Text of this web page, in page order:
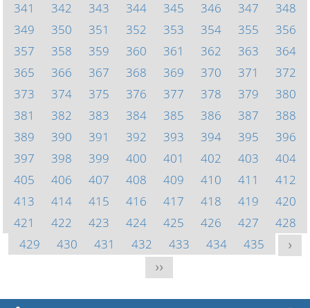
341
342 343 344 345 346 347
348
349
350 351 352 353 354 355
356
357
358 359 360 361 362 363
364
365
366 367 368 369 370 371
372
373
374 375 376 377 378 379
380
381
382 383 384 385 386 387
388
389
390 391 392 393 394 395
396
397
398 399 400 401 402 403
404
405
406 407 408 409 410 411
412
413
414 415 416 417 418 419
420
421
422 423 424 425 426 427
428
429
430 431 432 433 434 435
>
>>